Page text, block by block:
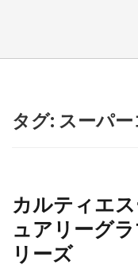
タグ: スーパ
カルティエ
ュアリーグ
リーズ